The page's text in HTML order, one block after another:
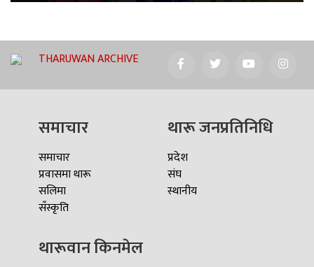
THARUWAN ARCHIVE
समाचार
समाचार
प्रवासमा थारू
सलिमा
सँस्कृति
थारू जनप्रतिनिधि
प्रदेश
संघ
स्थानीय
थारूवान किनमेल